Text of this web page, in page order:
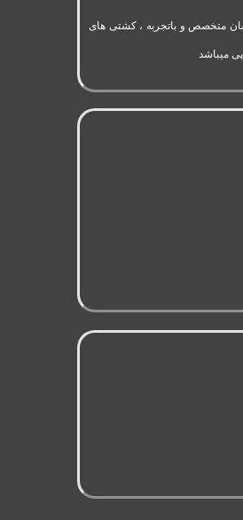
دنیا میباشد . کارشناسان متخصص و باتجربه ، کشتی های
میباشد